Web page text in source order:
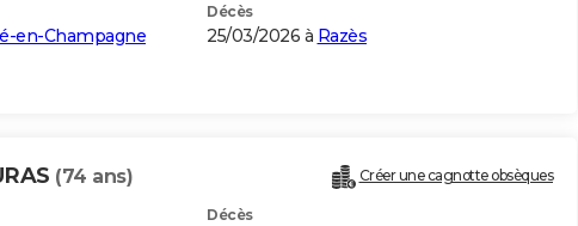
en-Champagne
Décès
25/03/2026 à Razès
(74 ans) Créer une cagnotte obsèques
Décès